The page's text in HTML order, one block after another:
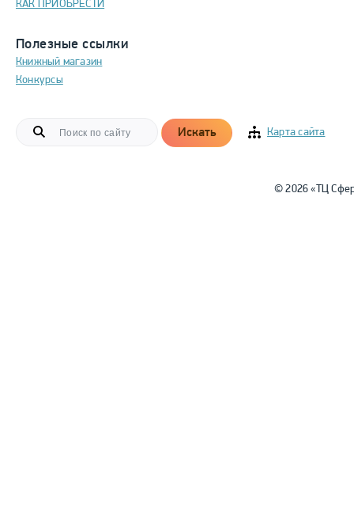
КАК ПРИОБРЕСТИ
Полезные ссылки
Книжный магазин
Конкурсы
Искать Карта сайта
© 2026 «ТЦ